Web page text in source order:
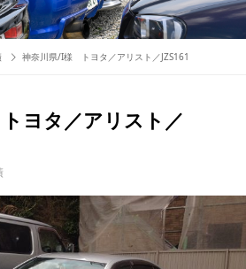
神奈川県/I様 トヨタ／アリスト／JZS161
ヨタ／アリスト／